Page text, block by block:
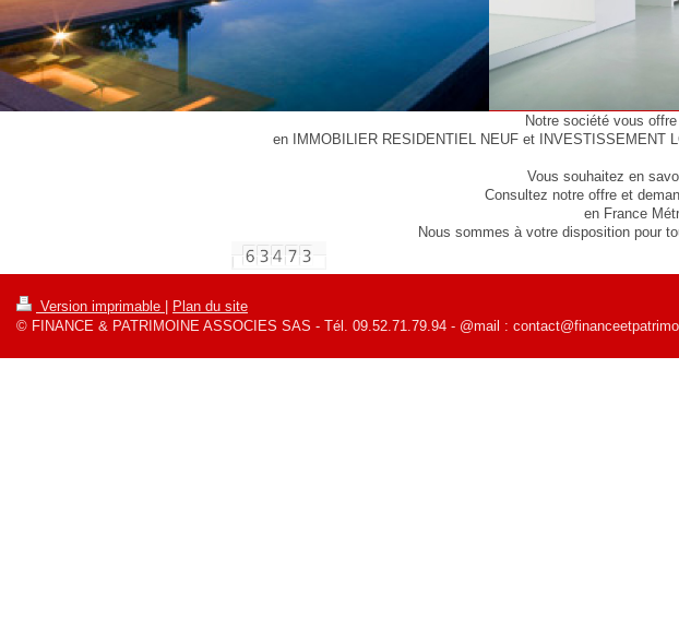
Notre société vous
en IMMOBILIER RESIDENTIEL NEUF et INVESTISSEMENT
Vous souhaitez en
Consultez notre offre et
en France
Nous sommes à votre disposition pour
Version imprimable | Plan du site
© FINANCE & PATRIMOINE ASSOCIES SAS - Tél. 09.52.71.79.94 - @mail :